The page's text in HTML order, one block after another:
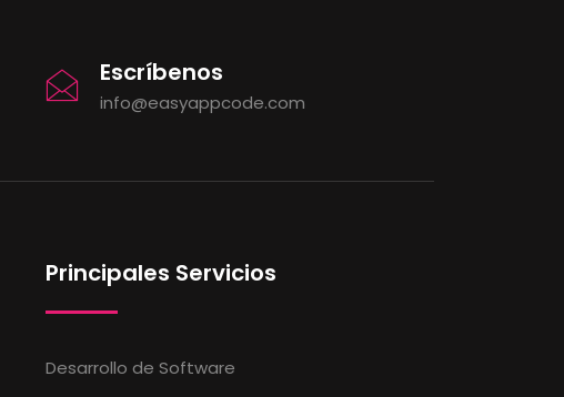
Escríbenos
info@easyappcode.com
Principales Servicios
Desarrollo de Software